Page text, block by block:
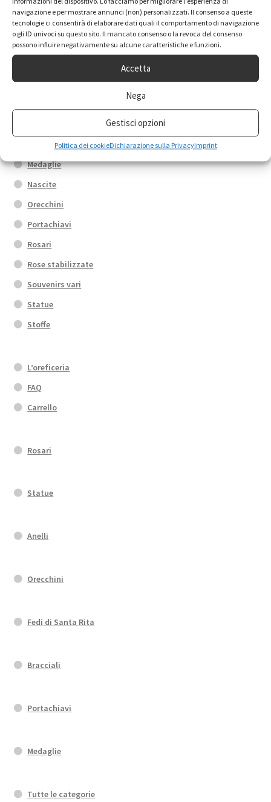
navigazione e per mostrare annunci (non) personalizzati. Il consenso a queste
tecnologie ci consentirà di elaborare dati quali il comportamento di navigazione
o gli ID univoci su questo sito. Il mancato consenso o la revoca del consenso
possono influire negativamente su alcune caratteristiche e funzioni.
Accetta
Nega
Gestisci opzioni
Politica dei cookieDichiarazione sulla PrivacyImprint
Anelli
Box promo
Calamite
Fedi di Santa Rita
Medaglie
Nascite
Orecchini
Portachiavi
Rosari
Rose stabilizzate
Souvenirs vari
Statue
Stoffe
L’oreficeria
FAQ
Carrello
Rosari
Statue
Anelli
Orecchini
Fedi di Santa Rita
Bracciali
Portachiavi
Medaglie
Tutte le categorie